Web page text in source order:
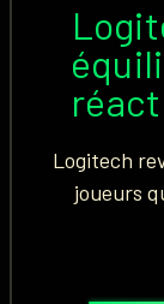
Logitech
joueurs